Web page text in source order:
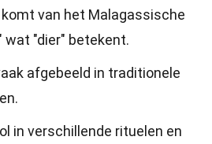
komt van het Malagassische
wat "dier" betekent.
afgebeeld in traditionele
in verschillende rituelen en